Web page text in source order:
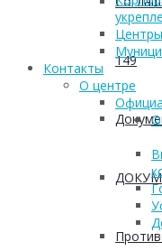
149
Контакты
О центре
О